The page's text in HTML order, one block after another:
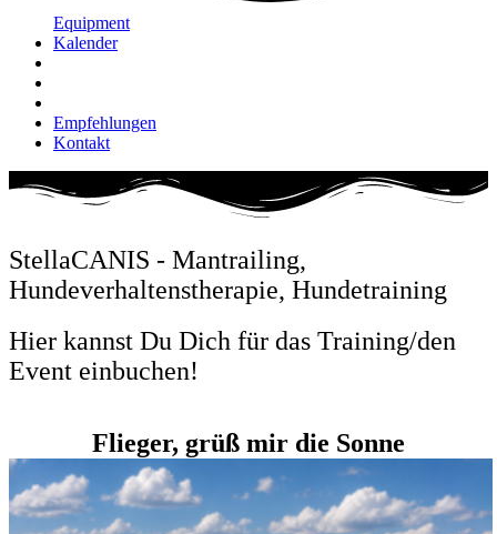
Equipment
Kalender
Empfehlungen
Kontakt
StellaCANIS - Mantrailing,
Hundeverhaltenstherapie, Hundetraining
Hier kannst Du Dich für das Training/den
Event einbuchen!
Flieger, grüß mir die Sonne